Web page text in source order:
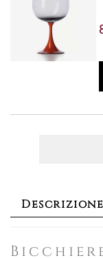
Descrizione